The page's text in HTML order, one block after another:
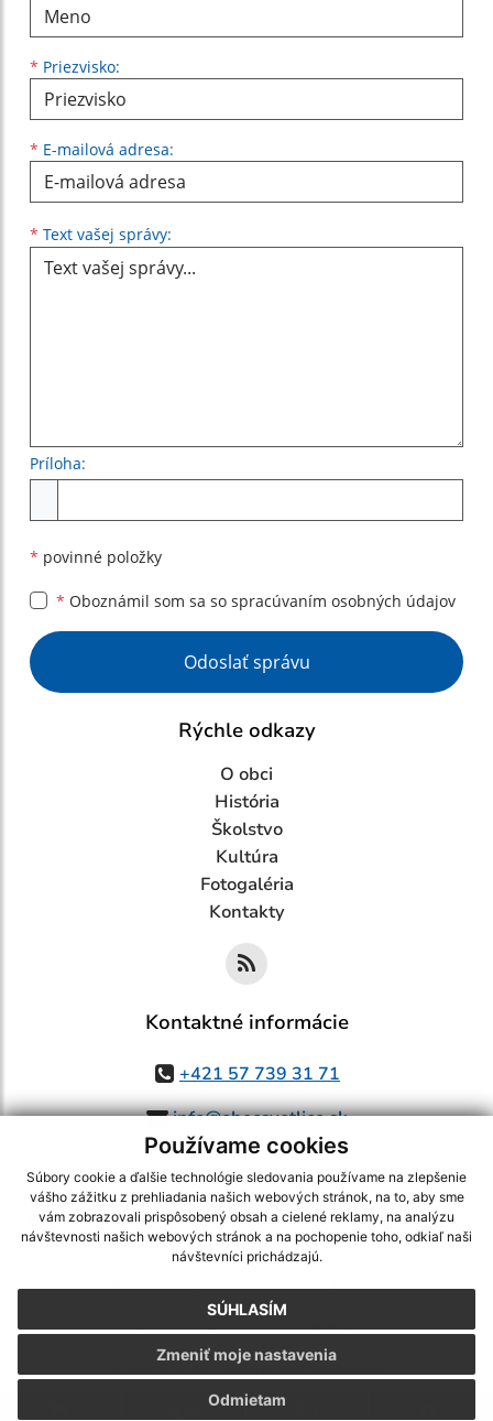
Používame cookies
Súbory cookie a ďalšie technológie sledovania používame na zlepšenie
vášho zážitku z prehliadania našich webových stránok, na to, aby sme
vám zobrazovali prispôsobený obsah a cielené reklamy, na analýzu
návštevnosti našich webových stránok a na pochopenie toho, odkiaľ naši
návštevníci prichádzajú.
SÚHLASÍM
Odmietam
Zmeniť moje nastavenia
* Priezvisko:
* E-mailová adresa:
* Text vašej správy:
Príloha:
* povinné položky
* Oboznámil som sa so spracúvaním osobných údajov
Google reCaptcha Response
Odoslať správu
Rýchle odkazy
O obci
História
Školstvo
Kultúra
Fotogaléria
Kontakty
Kontaktné informácie
+421 57 739 31 71
info@obecsvetlice.sk
využite možnosť získavania aktuálnych informácií s využitím RSS
CMS systém (redakčný) systém ECHELON 2,Mapa stránok,web portál
webex.digital, s.r.o.,domény,registrácia domény
Posledná aktualizácia:03.08.2026
Vytlačiť stránku|Vyhlásenie o prístupnosti